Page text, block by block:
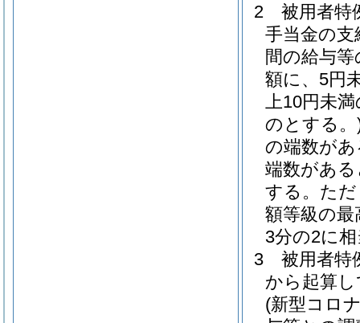
2
被用者特
手当金の
間の給与
額に、5円
上10円未
のとする。
の端数が
端数があ
する。 た
額等級の
3分の2に
3
被用者特
から起算
(新型コロ